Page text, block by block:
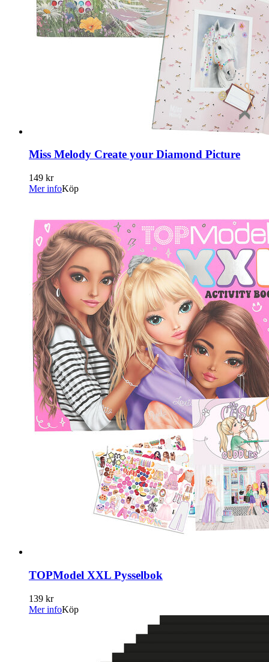
Miss Melody Create your Diamond Picture
149 kr
Mer infoKöp
TOPModel XXL Pysselbok
139 kr
Mer infoKöp